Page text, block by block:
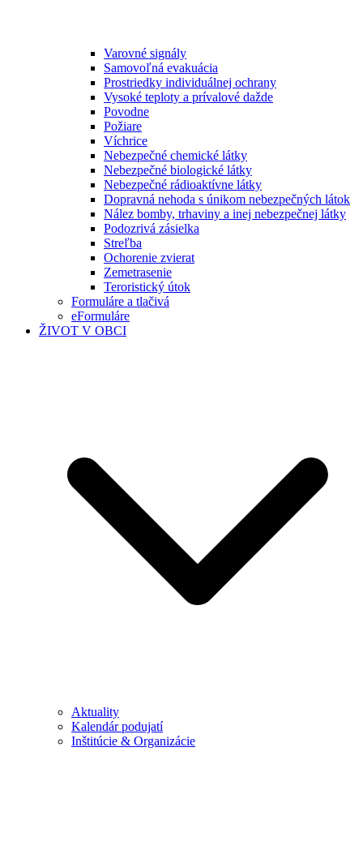
Varovné signály
Samovoľná evakuácia
Prostriedky individuálnej ochrany
Vysoké teploty a prívalové dažde
Povodne
Požiare
Víchrice
Nebezpečné chemické látky
Nebezpečné biologické látky
Nebezpečné rádioaktívne látky
Dopravná nehoda s únikom nebezpečných látok
Nález bomby, trhaviny a inej nebezpečnej látky
Podozrivá zásielka
Streľba
Ochorenie zvierat
Zemetrasenie
Teroristický útok
Formuláre a tlačivá
eFormuláre
ŽIVOT V OBCI
Aktuality
Kalendár podujatí
Inštitúcie & Organizácie